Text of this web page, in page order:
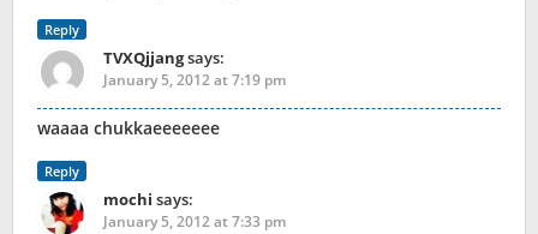
Reply
TVXQjjangsays:
January 5, 2012 at 7:19 pm
waaaa chukkaeeeeeee
Reply
mochi says:
January 5, 2012 at 7:33 pm